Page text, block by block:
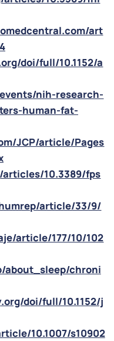
art
doi/full/10.1152/a
nih-research-
human-fat-
JCP/article/Pages
10.3389/fps
article/33/9/
article/177/10/102
about_sleep/chroni
doi/full/10.1152/j
10.1007/s10902